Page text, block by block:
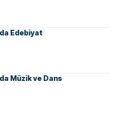
Edebiyat
Müzik ve Dans